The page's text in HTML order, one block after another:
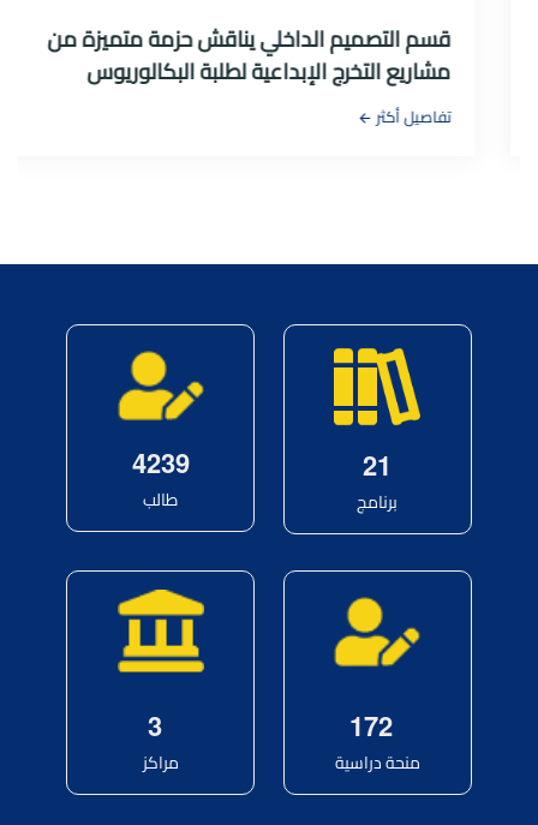
قسم التصميم الداخلي يناقش حزمة متميزة من
مشاريع التخرج الإبداعية لطلبة البكالوريوس
تفاصيل أكثر
1
2
برنامج
9
3
2
4
طالب
2
7
1
منحة دراسية
3
مراكز